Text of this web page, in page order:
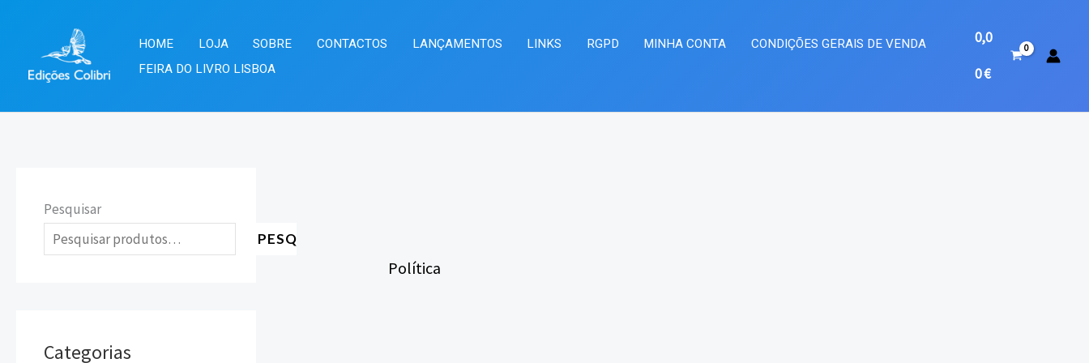
content
HOME LOJA SOBRE CONTACTOS LANÇAMENTOS LINKS RGPD MINHA CONTA
CONDIÇÕES GERAIS DE VENDA
FEIRA DO LIVRO LISBOA
0,0
0€
Pesquisar
PESQUISAR
Categorias
Política